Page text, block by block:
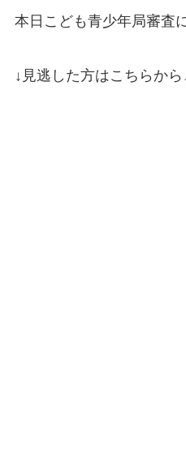
本日こども青少年局審査
↓見逃した方はこちらから